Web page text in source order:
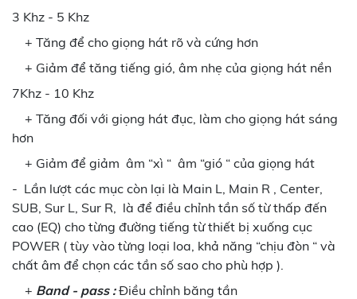
3 Khz - 5 Khz
+ Tăng để cho giọng hát rõ và cứng hơn
+ Giảm để tăng tiếng gió, âm nhẹ của giọng hát nền
7Khz - 10 Khz
+ Tăng đối với giọng hát đục, làm cho giọng hát sáng
hơn
+ Giảm để giảm âm “xì “ âm “gió “ của giọng hát
- Lần lượt các mục còn lại là Main L, Main R , Center,
SUB, Sur L, Sur R, là để điều chỉnh tần số từ thấp đến
cao (EQ) cho từng đường tiếng từ thiết bị xuống cục
POWER ( tùy vào từng loại loa, khả năng “chịu đòn “ và
chất âm để chọn các tần số sao cho phù hợp ).
+ Band - pass :Điều chỉnh băng tần